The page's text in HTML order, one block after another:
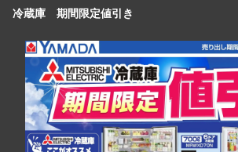
冷蔵庫 期間限定値引き